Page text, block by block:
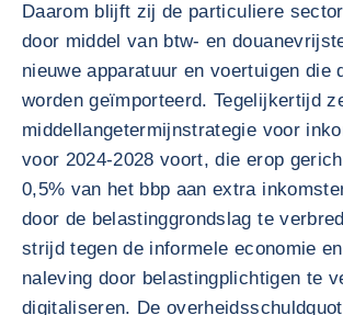
Daarom blijft zij de particuliere
door middel van btw- en
nieuwe apparatuur en voertuigen die
worden geïmporteerd. Tegelijkertijd
middellangetermijnstrategie voor
voor 2024-2028 voort, die erop
0,5% van het bbp aan extra
door de belastinggrondslag te
strijd tegen de informele economie
naleving door belastingplichtigen te
digitaliseren. De